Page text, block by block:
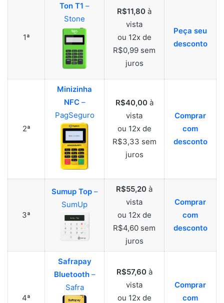
1ª
Ton T1 –
Stone
R$11,80 à
vista
ou 12x de
R$0,99 sem
juros
Peça seu
desconto
2ª
Minizinha
NFC–
PagSeguro
R$40,00à
vista
ou 12x de
R$3,33 sem
juros
Comprar
com
desconto
3ª
Sumup Top–
SumUp
R$55,20 à
vista
ou 12x de
R$4,60 sem
juros
Comprar
com
desconto
4ª
Safrapay
Bluetooth–
Safra
R$57,60à
vista
ou 12x de
Comprar
com